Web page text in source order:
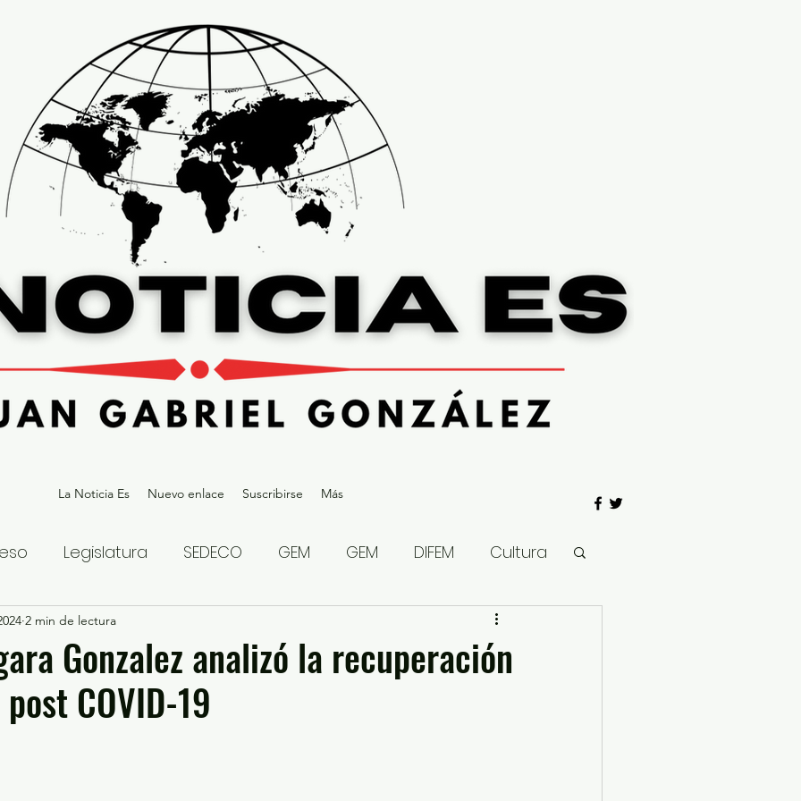
La Noticia Es Nuevo enlace Suscribirse Más
Legislatura SEDECO GEM GEM DIFEM Cultura
Gubernatura Edoméx 2023
y Justicia Denuncia Ciudadana
Gonzalez analizó la recuperación
COVID-19
2 min de lectura